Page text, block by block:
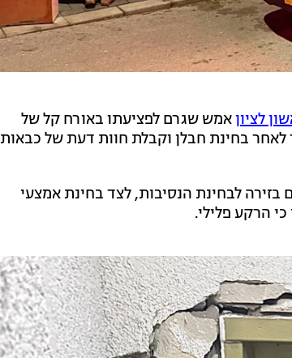
לציוןאמש שגרם לפציעתו באורח קל של
לאחר בחינת חבלן וקבלת חוות דעת של כבאות
בזירה לבחינת הנסיבות, לצד בחינת אמצעי
הרקע פלילי.